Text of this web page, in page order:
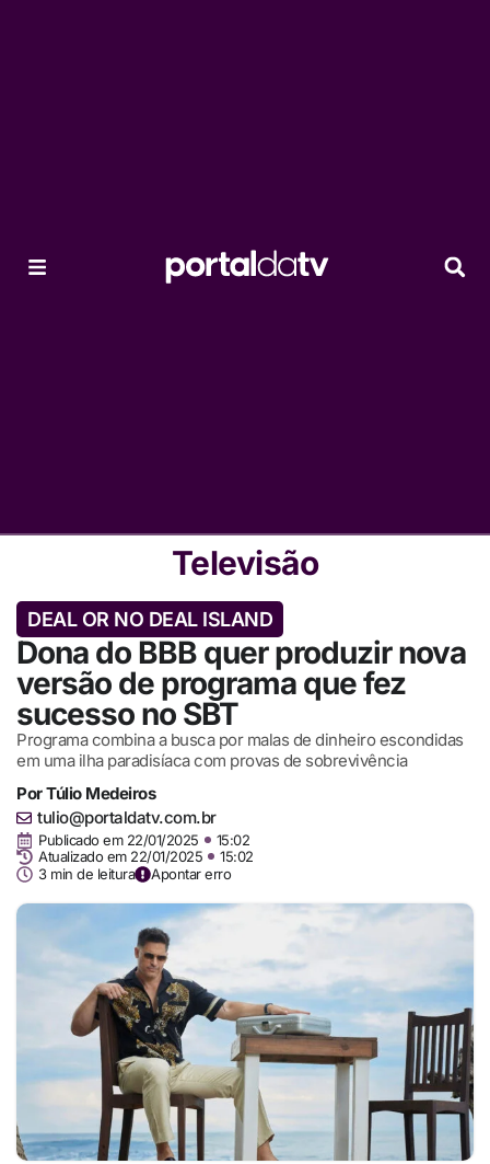
Televisão
DEAL OR NO DEAL ISLAND
Dona do BBB quer produzir nova
versão de programa que fez
sucesso no SBT
Programa combina a busca por malas de dinheiro escondidas
em uma ilha paradisíaca com provas de sobrevivência
PorTúlio Medeiros
tulio@portaldatv.com.br
Publicado em 22/01/2025
15:02
Atualizado em 22/01/2025
15:02
3 min de leitura
Apontar erro